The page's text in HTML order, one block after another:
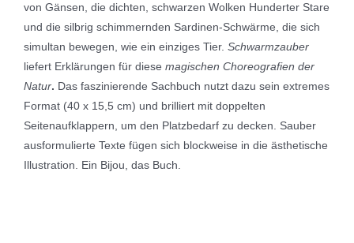
von Gänsen, die dichten, schwarzen Wolken Hunderter Stare
und die silbrig schimmernden Sardinen-Schwärme, die sich
simultan bewegen, wie ein einziges Tier. Schwarmzauber
liefert Erklärungen für diese magischen Choreografien der
Natur. Das faszinierende Sachbuch nutzt dazu sein extremes
Format (40 x 15,5 cm) und brilliert mit doppelten
Seitenaufklappern, um den Platzbedarf zu decken. Sauber
ausformulierte Texte fügen sich blockweise in die ästhetische
Illustration. Ein Bijou, das Buch.